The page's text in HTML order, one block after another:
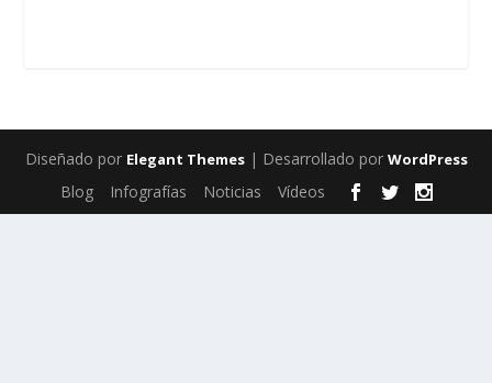
Diseñado por Elegant Themes| Desarrollado por WordPress
Blog Infografías Noticias Vídeos